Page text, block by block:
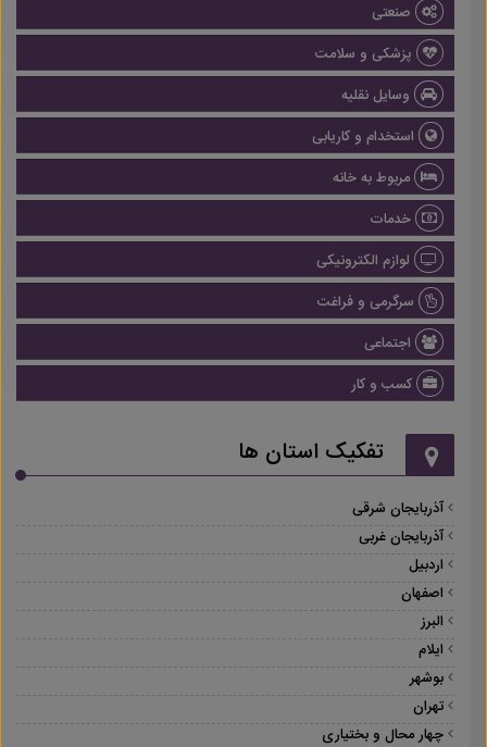
صنعتی
پزشکی و سلامت
وسایل نقلیه
استخدام و کاریابی
مربوط به خانه
خدمات
لوازم الکترونیکی
سرگرمی و فراغت
اجتماعی
کسب و کار
تفکیک استان ها
آذربایجان شرقی
آذربایجان غربی
اردبیل
اصفهان
البرز
ایلام
بوشهر
تهران
چهار محال و بختیاری